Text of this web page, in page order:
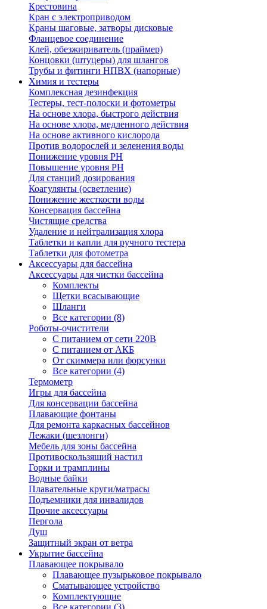
Крестовина
Кран с электроприводом
Краны шаговые, затворы дисковые
Фланцевое соединение
Клей, обезжириватель (праймер)
Концовки (штуцеры) для шлангов
Трубы и фитинги НПВХ (напорные)
Химия и тестеры
Комплексная дезинфекция
Тестеры, тест-полоски и фотометры
На основе хлора, быстрого действия
На основе хлора, медленного действия
На основе активного кислорода
Против водорослей и зеленения воды
Понижение уровня РН
Повышение уровня РН
Для станций дозирования
Коагулянты (осветление)
Понижение жесткости воды
Консервация бассейна
Чистящие средства
Удаление и нейтрализация хлора
Таблетки и капли для ручного тестера
Таблетки для фотометра
Аксессуары для бассейна
Аксессуары для чистки бассейна
Комплекты
Щетки всасывающие
Шланги
Все категории (8)
Роботы-очистители
С питанием от сети 220В
С питанием от АКБ
От скиммера или форсунки
Все категории (4)
Термометр
Игры для бассейна
Для консервации бассейна
Плавающие фонтаны
Для ремонта каркасных бассейнов
Лежаки (шезлонги)
Мебель для зоны бассейна
Противоскользящий настил
Горки и трамплины
Водные байки
Плавательные круги/матрасы
Подъемники для инвалидов
Прочие аксессуары
Пергола
Душ
Защитный экран от ветра
Укрытие бассейна
Плавающее покрывало
Плавающее пузырьковое покрывало
Сматывающее устройство
Комплектующие
Все категории (3)